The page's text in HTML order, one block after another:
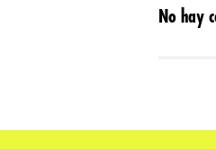
★
No hay